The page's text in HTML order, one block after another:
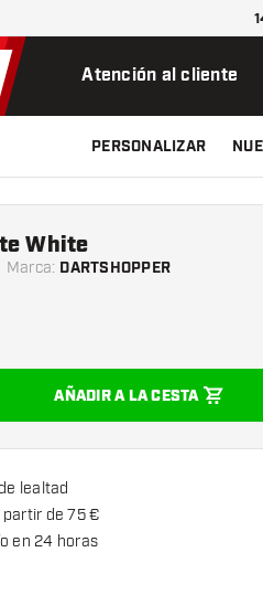
Atención al cliente
PERSONALIZAR
Marca: DARTSHOPPER
White
cantidadAÑADIR A LA CESTA
lealtad
de 75 €
en 24 horas